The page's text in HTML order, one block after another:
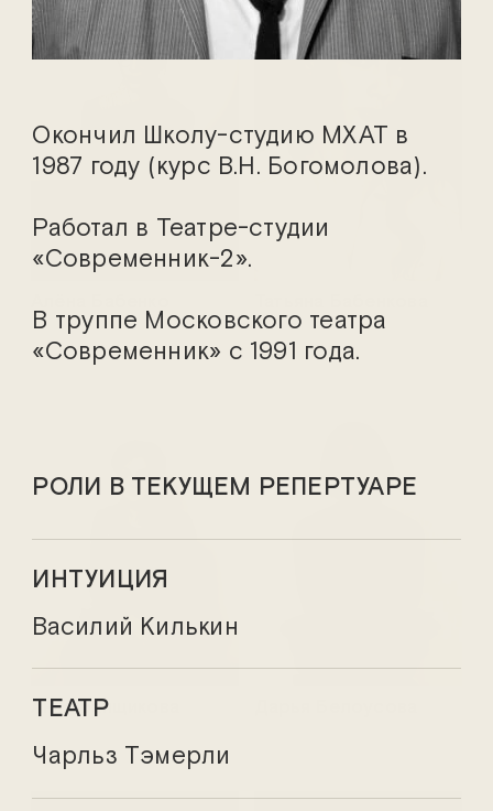
Анна Банщикова
Окончил Школу-студию МХАТ в
1987 году (курс В.Н. Богомолова).
Работал в Театре-студии
«Современник-2».
В труппе Московского театра
«Современник» с 1991 года.
РОЛИ В ТЕКУЩЕМ РЕПЕРТУАРЕ
ИНТУИЦИЯ
Василий Килькин
ТЕАТР
Чарльз Тэмерли